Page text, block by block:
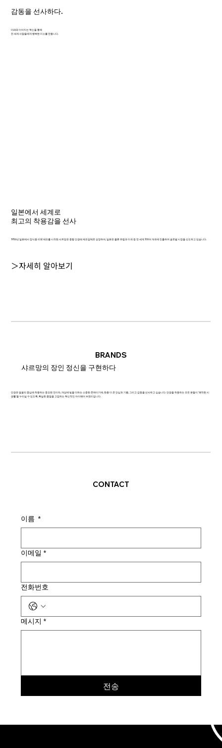
감동을 선사하다.
미래와 이어지는 혁신을 통해
전 세계 사람들에게 행복한 미소를 전합니다.
일본에서 세계로
최고의 착용감을 선사
1956년 일본에서 장식용 리벳 제조를 시작한 샤르망은 종합 안경테 제조업체로 성장하여, 일본은 물론 유럽과 미국 등 전 세계 100여 개국에 진출하며 글로벌 시장을 선도하고 있습니다.
＞자세히 알아보기
BRANDS
샤르망의 장인 정신을 구현하다
안경은 얼굴의 중심에 착용하는 중요한 것이자, 개성에 빛을 더하는 소중한 존재이기에, 한층 더 큰 안심과 기쁨, 그리고 감동을 선사하고 싶습니다. 안경을 착용하는 모든 분들이 '쾌적한 시
생활'을 누리실 수 있도록, 확실한 품질을 고집하는 혁신적인 아이웨어 브랜드입니다.
CONTACT
이름 *
이메일 *
전화번호
메시지 *
전송